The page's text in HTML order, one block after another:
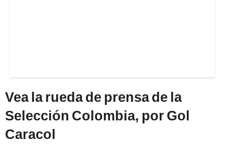
Vea la rueda de prensa de la
Selección Colombia, por Gol
Caracol